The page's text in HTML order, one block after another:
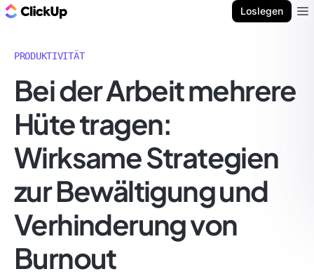
Loslegen
PRODUKTIVITÄT
Bei der Arbeit mehrere
Hüte tragen:
Wirksame Strategien
zur Bewältigung und
Verhinderung von
Burnout